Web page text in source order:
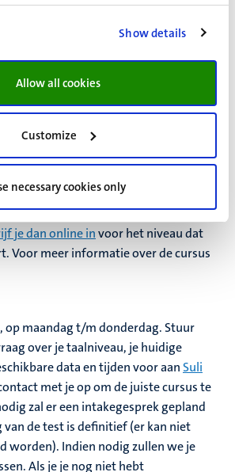
Show details
Allow all cookies
Customize
necessary cookies only
alleen op maandag- en
op taalniveau, je huidige niveau en stel
en tijden voor en hij neemt contact
zal er een intakegesprek gepland
Indien nodig zullen we je
Als je je nog niet hebt
je dan online invoor het niveau dat
Voor meer informatie over de cursus
op maandag t/m donderdag. Stuur
over je taalniveau, je huidige
data en tijden voor aan Suli
met je op om de juiste cursus te
zal er een intakegesprek gepland
de test is definitief (er kan niet
worden). Indien nodig zullen we je
Als je je nog niet hebt